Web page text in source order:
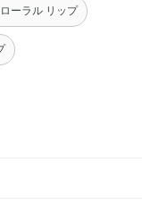
ーラル リップ